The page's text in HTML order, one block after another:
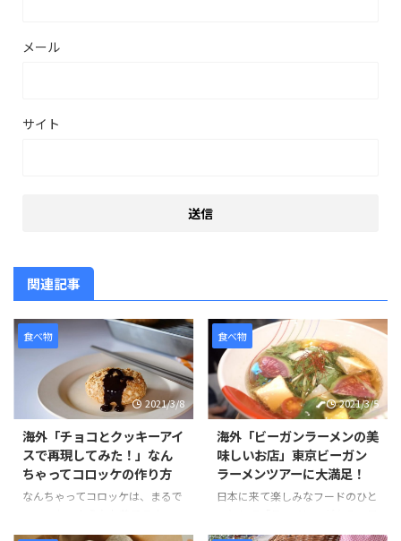
メール
サイト
関連記事
食べ物
2021/3/8
海外「チョコとクッキーアイ
スで再現してみた！」なん
ちゃってコロッケの作り方
なんちゃってコロッケは、まるで
ロッケにはクッキーアイスクリー
食べ物
2021/3/5
海外「ビーガンラーメンの美
味しいお店」東京ビーガン
ラーメンツアーに大満足！
日本に来て楽しみなフードのひと
本のラーメンは世界的に人気のあ